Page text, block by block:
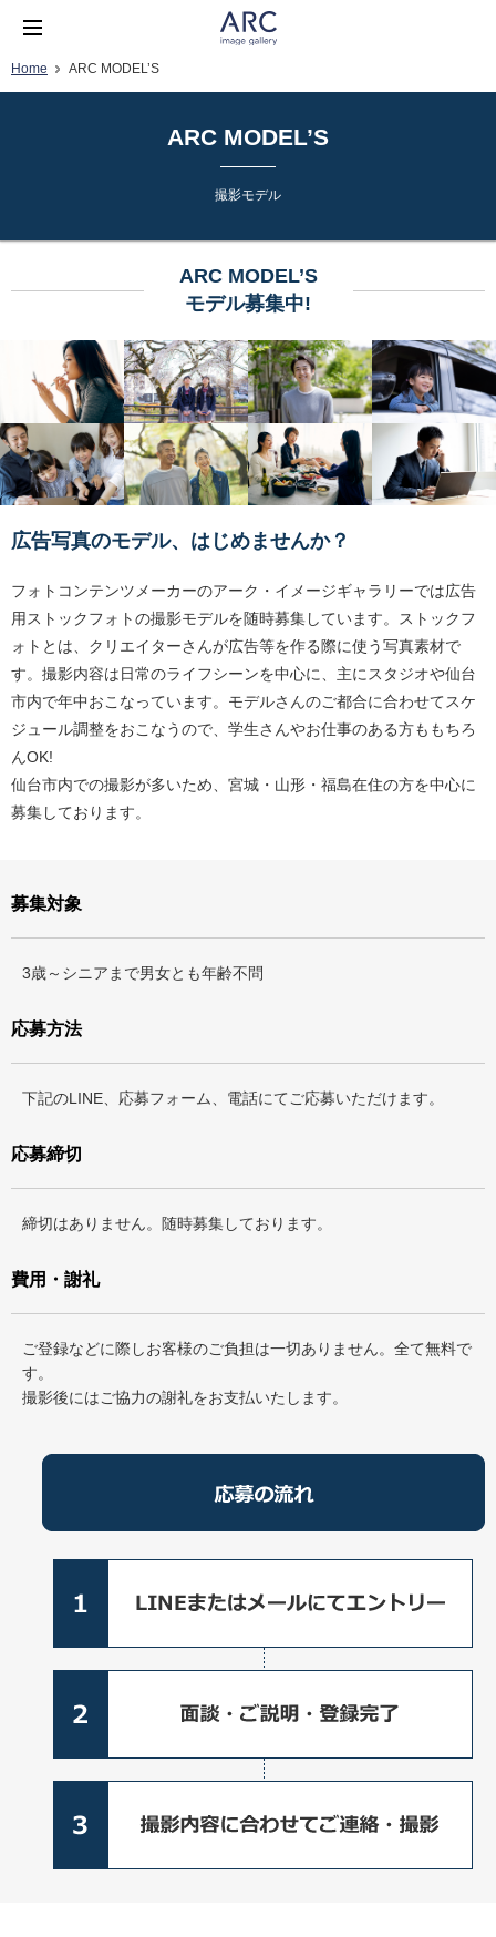
Home ARC MODEL’S
ARC MODEL’S
撮影モデル
ARC MODEL’S
モデル募集中!
広告写真のモデル、はじめませんか？
フォトコンテンツメーカーのアーク・イメージギャラリーでは広告
用ストックフォトの撮影モデルを随時募集しています。ストックフ
ォトとは、クリエイターさんが広告等を作る際に使う写真素材で
す。撮影内容は日常のライフシーンを中心に、主にスタジオや仙台
市内で年中おこなっています。モデルさんのご都合に合わせてスケ
ジュール調整をおこなうので、学生さんやお仕事のある方ももちろ
んOK!
仙台市内での撮影が多いため、宮城・山形・福島在住の方を中心に
募集しております。
募集対象
3歳～シニアまで男女とも年齢不問
応募方法
下記のLINE、応募フォーム、電話にてご応募いただけます。
応募締切
締切はありません。随時募集しております。
費用・謝礼
ご登録などに際しお客様のご負担は一切ありません。全て無料で
す。
撮影後にはご協力の謝礼をお支払いたします。